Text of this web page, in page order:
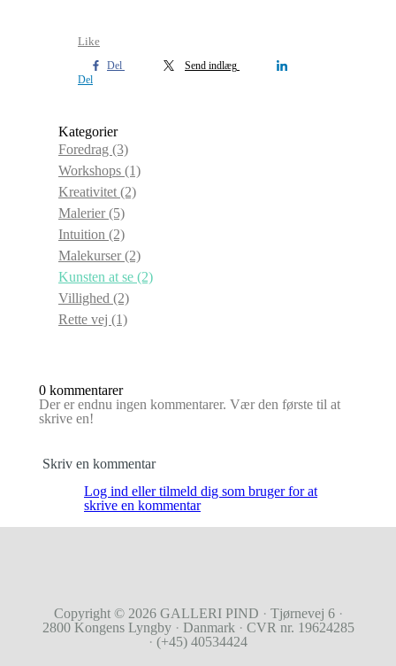
Like
Del
Send indlæg
Del
Kategorier
Foredrag (3)
Workshops (1)
Kreativitet (2)
Malerier(5)
Intuition (2)
Malekurser(2)
Kunsten at se (2)
Villighed (2)
Rette vej (1)
0 kommentarer
Der er endnu ingen kommentarer. Vær den første til at
skrive en!
Skriv en kommentar
Log ind eller tilmeld dig som bruger for at
skrive en kommentar
Copyright © 2026 GALLERI PIND · Tjørnevej 6 ·
2800 Kongens Lyngby · Danmark · CVR nr. 19624285
· (+45) 40534424